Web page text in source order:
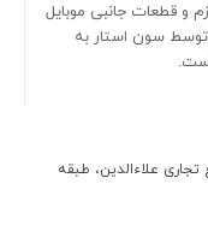
و قطعات جانبی موبایل
سون استار به
علاءالدین، طبقه